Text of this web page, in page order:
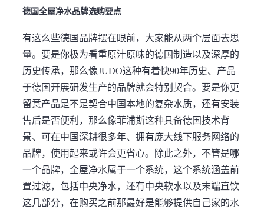
德国全屋净水品牌选购要点
有这么些德国品牌摆在眼前，大家能从两个层面去思
量。要是你极为看重原汁原味的德国制造以及深厚的
历史传承，那么像JUDO这种有着快90年历史、产品
于德国开展研发生产的品牌就会特别契合。要是你更
留意产品是不是契合中国本地的复杂水质，还有安装
售后是否便利，那么像菲浦斯这种具备德国技术背
景、可在中国深耕很多年、拥有庞大线下服务网络的
品牌，使用起来或许会更省心。除此之外，不管是哪
一个品牌，全屋净水属于一个系统，这个系统涵盖前
置过滤，包括中央净水，还有中央软水以及末端直饮
这几部分，在购买之前那最好是能够提供自己家的水